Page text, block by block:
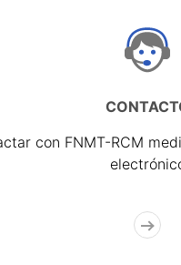
con FNMT-RCM